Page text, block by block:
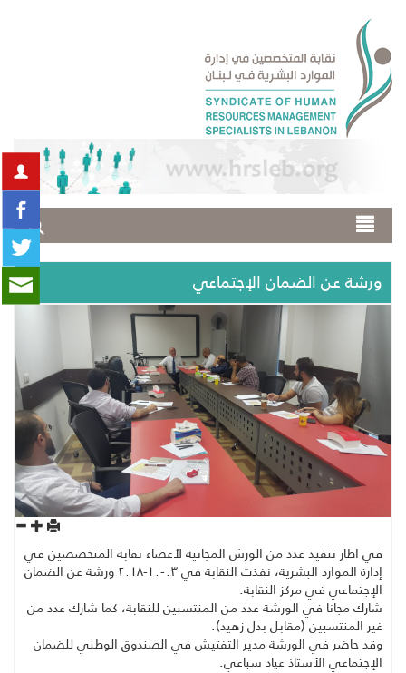
ورشة عن الضمان الإجتماعي
في اطار تنفيذ عدد من الورش المجانية لأعضاء نقابة المتخصصين في
إدارة الموارد البشرية، نفذت النقابة في ٠٣-١٠-٢٠١٨ ورشة عن الضمان
الإجتماعي في مركز النقابة.
شارك مجانا في الورشة عدد من المنتسبين للنقابة، كما شارك عدد من
غير المنتسبين (مقابل بدل زهيد).
وقد حاضر في الورشة مدير التفتيش في الصندوق الوطني للضمان
الإجتماعي الأستاذ عياد سباعي.